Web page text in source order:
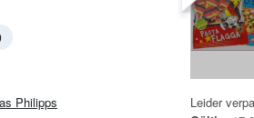
Philipps
Leider